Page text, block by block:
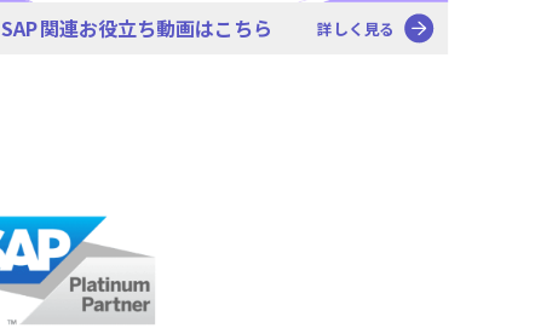
SAP関連お役立ち動画はこちら 詳しく見る